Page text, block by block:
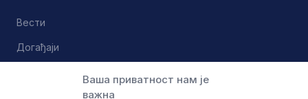
Ваша приватност нам је
важна
Вести
Догађаји